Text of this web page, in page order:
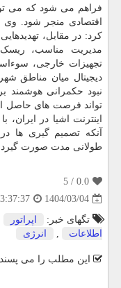
فراهم می شود که می
اقتصادی منجر شود.
کرد: در مقابل،
مدیریت مناسب، ریسک
تجهیزات خارجی،
دیجیتال میان مناطق
نبود حکمرانی هوشمند
تواند فرصت های حاصل
اینترنت اشیا در
آنکه تصمیم گیری ها
طولانی مدت صورت گیرد.
0.0
/ 5
1404/03/04
تگهای خبر:
اپراتور
اطلاعات
, انرژی
این مطلب را می